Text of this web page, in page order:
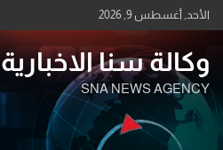
Skip
to
الأحد, أغسطس 9, 2026
وكالة سنا الاخبارية
SNA NEWS AGENCY